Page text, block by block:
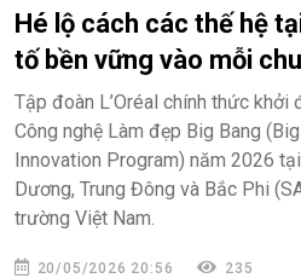
Hé lộ cách các thế hệ
tố bền vững vào mỗi
Tập đoàn L’Oréal chính thức
Công nghệ Làm đẹp Big Bang
Innovation Program) năm 2026
Dương, Trung Đông và Bắc Phi
trường Việt Nam.
20/05/2026 20:56 235